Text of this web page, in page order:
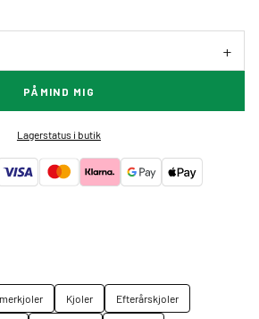
PÅMIND MIG
Lagerstatus i butik
Kjoler
Efterårskjoler